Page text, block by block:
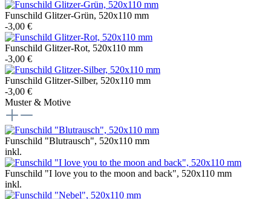
Funschild Glitzer-Grün, 520x110 mm
-3,00 €
Funschild Glitzer-Rot, 520x110 mm
-3,00 €
Funschild Glitzer-Silber, 520x110 mm
-3,00 €
Muster & Motive
Funschild "Blutrausch", 520x110 mm
inkl.
Funschild "I love you to the moon and back", 520x110 mm
inkl.